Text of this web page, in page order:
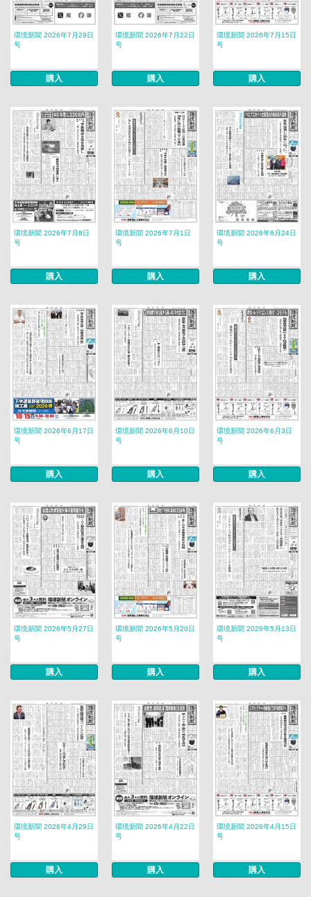
環境新聞 2026年7月29日
号
購入
環境新聞 2026年7月22日
号
購入
環境新聞 2026年7月15日
号
購入
環境新聞 2026年7月8日
号
購入
環境新聞 2026年7月1日
号
購入
環境新聞 2026年6月24日
号
購入
環境新聞 2026年6月17日
号
購入
環境新聞 2026年6月10日
号
購入
環境新聞 2026年6月3日
号
購入
環境新聞 2026年5月27日
号
購入
環境新聞 2026年5月20日
号
購入
環境新聞 2026年5月13日
号
購入
環境新聞 2026年4月29日
号
購入
環境新聞 2026年4月22日
号
購入
環境新聞 2026年4月15日
号
購入